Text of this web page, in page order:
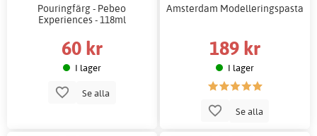
Pouringfärg - Pebeo
Experiences - 118ml
60 kr
I lager
Se alla
Amsterdam Modelleringspasta
189 kr
I lager
Se alla